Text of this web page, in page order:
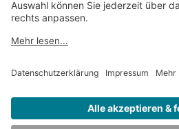
Newsletter